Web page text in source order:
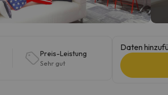
Preis-Leistung
Sehr gut
Daten